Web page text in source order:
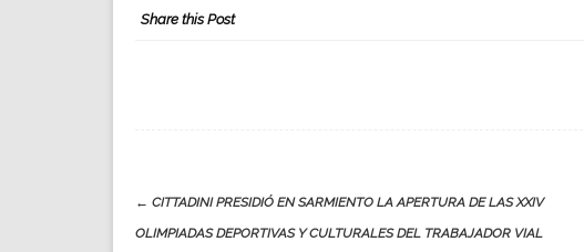
Share this Post
Post
navigation
← CITTADINI PRESIDIÓ EN SARMIENTO LA APERTURA DE LAS XXIV
OLIMPIADAS DEPORTIVAS Y CULTURALES DEL TRABAJADOR VIAL